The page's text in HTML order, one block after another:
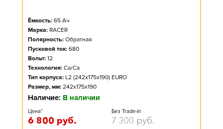
Ёмкость: 65 Ач
Марка: RACER
Полярность: Обратная
Пусковой ток: 680
Вольт: 12
Технология: Ca/Ca
Тип корпуса: L2 (242x175x190) EURO
Размер, мм: 242x175x190
Наличие: В наличии
Цена*
6 800 руб.
Без Trade-in
7 300 руб.